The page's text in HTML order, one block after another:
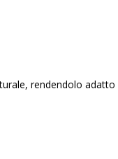
rendendolo